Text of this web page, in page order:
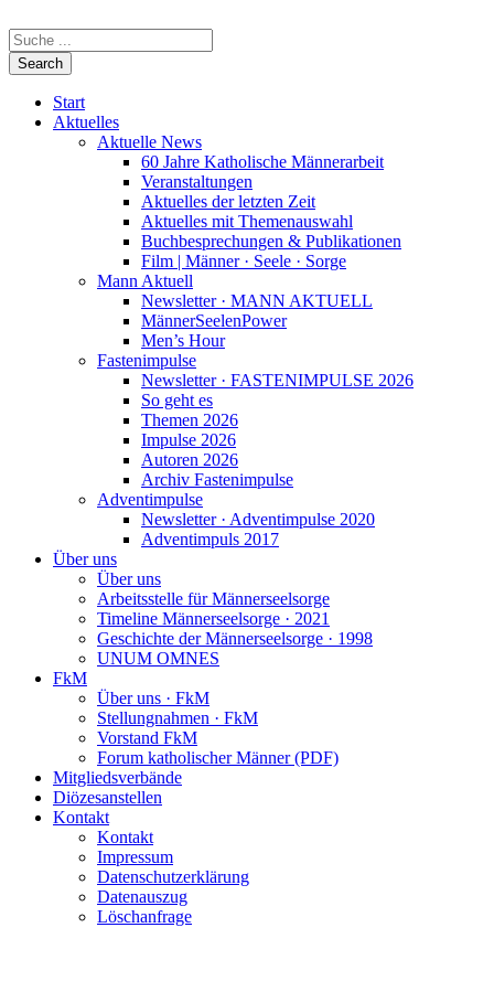
Start
Aktuelles
Aktuelle News
60 Jahre Katholische Männerarbeit
Veranstaltungen
Aktuelles der letzten Zeit
Aktuelles mit Themenauswahl
Buchbesprechungen & Publikationen
Film | Männer · Seele · Sorge
Mann Aktuell
Newsletter · MANN AKTUELL
MännerSeelenPower
Men’s Hour
Fastenimpulse
Newsletter · FASTENIMPULSE 2026
So geht es
Themen 2026
Impulse 2026
Autoren 2026
Archiv Fastenimpulse
Adventimpulse
Newsletter · Adventimpulse 2020
Adventimpuls 2017
Über uns
Über uns
Arbeitsstelle für Männerseelsorge
Timeline Männerseelsorge · 2021
Geschichte der Männerseelsorge · 1998
UNUM OMNES
FkM
Über uns · FkM
Stellungnahmen · FkM
Vorstand FkM
Forum katholischer Männer (PDF)
Mitgliedsverbände
Diözesanstellen
Kontakt
Kontakt
Impressum
Datenschutzerklärung
Datenauszug
Löschanfrage